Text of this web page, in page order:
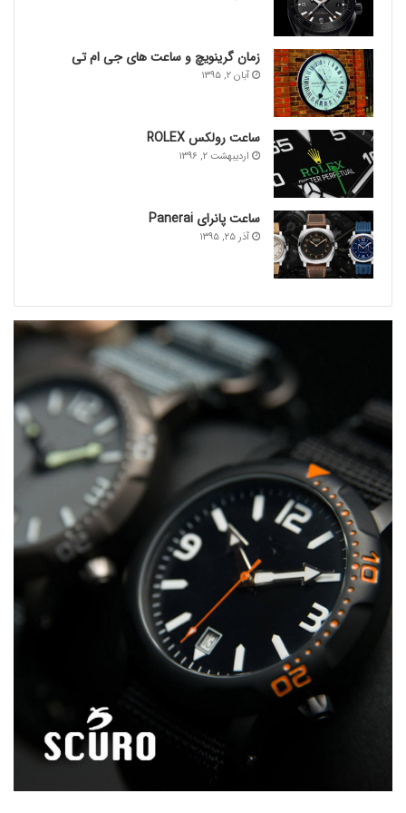
ساعت تست گردد.
توجه (یک نکته مهم):
هنگامیکه ساعت در آب فرو می رود، تحت هیچ شرایطی دکمه
ی کوک (تاج) را بیرون نکشید. همچنین برای تغییر تاریخ یا
شروع
کرنوگرافدکمه ای را فشار ندهید. این کار باعث ورود آب
به قاب و خراب کردن موتور می شود که در این مواقع باید به
مراکز معتبر مراجعه شود.
اغلبساعت های غواصیضد آب برای عمق های بالا به شما
توصیه میکنند که تاج پیچی را همیشه بسته نگاه دارید، در
صورتی که شما از ساعت های غواصی استفاده می نمائید، این
ساعت ها برای کار در زیر آب طراحی و ساخته شده اند، هم
چنان باید تاج را بسته نگاه داشت اما می توان دگمه ها را
برای دسترسی به فیچر خاصی فشار داد. در این گونه ساعت ها
دگمه ها از سه اُ رینگ های سه مرحله ای بهره می برند که
دگمه ها را در برابر فشار آب ضد آب نموده و امکان استفاده را
برای شما فراهم می آورند.
فروشگاه ساعت ایراتک
زمان گرینویچ و ساعت های جی ام تی
آبان ۲, ۱۳۹۵
ساعت رولکس ROLEX
اردیبهشت ۲, ۱۳۹۶
ساعت پانرای Panerai
آذر ۲۵, ۱۳۹۵